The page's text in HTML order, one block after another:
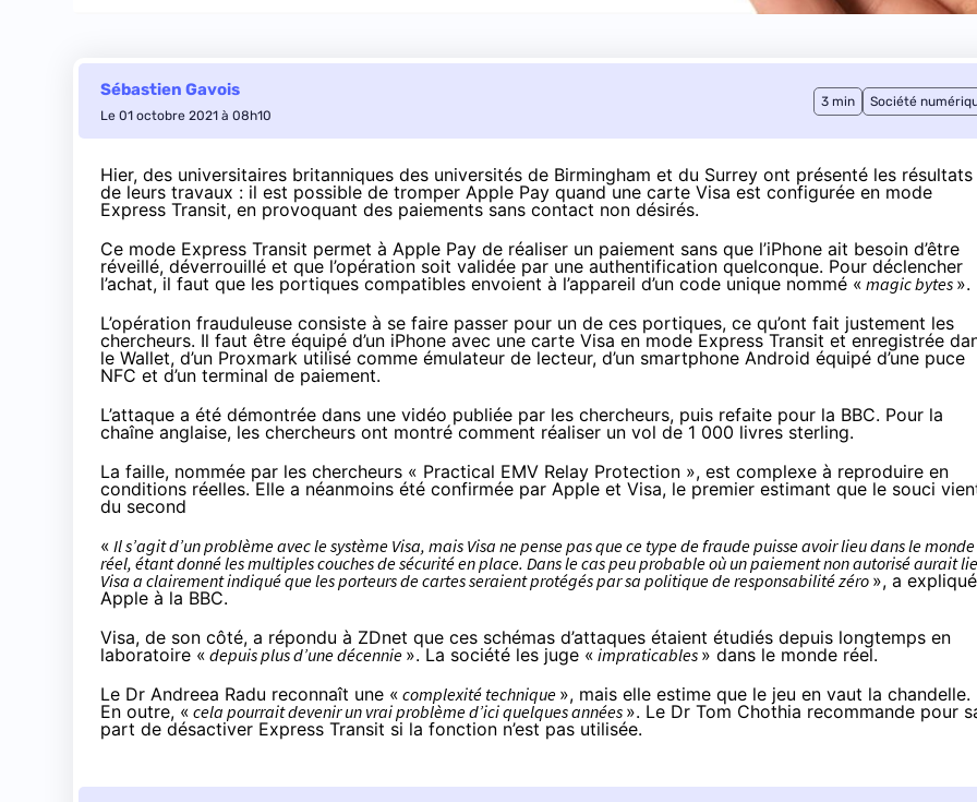
Sébastien Gavois
Le 01 octobre 2021 à 08h10
3 min Société
Hier, des universitaires britanniques des universités de Birmingham et du Surrey ont présenté les résultats
de leurs travaux : il est possible de tromper Apple Pay quand une carte Visa est configurée en mode
Express Transit, en provoquant des paiements sans contact non désirés.
Ce mode Express Transit permet à Apple Pay de réaliser un paiement sans que l’iPhone ait besoin d’être
réveillé, déverrouillé et que l’opération soit validée par une authentification quelconque. Pour déclencher
l’achat, il faut que les portiques compatibles envoient à l’appareil d’un code unique nommé « magic bytes ».
L’opération frauduleuse consiste à se faire passer pour un de ces portiques, ce qu’ont fait justement les
chercheurs. Il faut être équipé d’un iPhone avec une carte Visa en mode Express Transit et enregistrée
le Wallet, d’un Proxmark utilisé comme émulateur de lecteur, d’un smartphone Android équipé d’une puce
NFC et d’un terminal de paiement.
L’attaque a été démontrée dans une vidéo publiée par les chercheurs, puis refaite pour la BBC. Pour la
chaîne anglaise, les chercheurs ont montré comment réaliser un vol de 1 000 livres sterling.
La faille, nommée par les chercheurs « Practical EMV Relay Protection », est complexe à reproduire en
conditions réelles. Elle a néanmoins été confirmée par Apple et Visa, le premier estimant que le souci
du second
« Il s’agit d’un problème avec le système Visa, mais Visa ne pense pas que ce type de fraude puisse avoir lieu dans le monde
réel, étant donné les multiples couches de sécurité en place. Dans le cas peu probable où un paiement non autorisé aurait
Visa a clairement indiqué que les porteurs de cartes seraient protégés par sa politique de responsabilité zéro », a expliqué
Apple à la BBC.
Visa, de son côté, a répondu à ZDnet que ces schémas d’attaques étaient étudiés depuis longtemps en
laboratoire « depuis plus d’une décennie ». La société les juge « impraticables » dans le monde réel.
Le Dr Andreea Radu reconnaît une « complexité technique », mais elle estime que le jeu en vaut la chandelle.
En outre, « cela pourrait devenir un vrai problème d’ici quelques années ». Le Dr Tom Chothia recommande pour
part de désactiver Express Transit si la fonction n’est pas utilisée.